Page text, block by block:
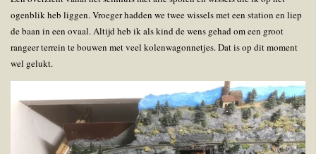
ogenblik heb liggen. Vroeger hadden we twee wissels met een station en liep
de baan in een ovaal. Altijd heb ik als kind de wens gehad om een groot
rangeer terrein te bouwen met veel kolenwagonnetjes. Dat is op dit moment
wel gelukt.